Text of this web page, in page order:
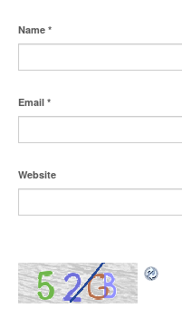
Name *
Email *
Website